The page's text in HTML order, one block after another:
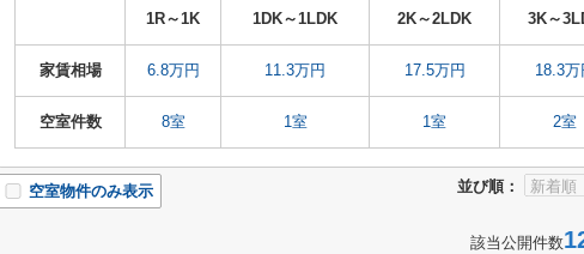
1R～1K 1DK～1LDK 2K～2LDK 3K～
家賃相場 6.8万円 11.3万円 17.5万円 18.3万
空室件数 8室 1室 1室 2室
並び順：
空室物件のみ表示
該当公開件数